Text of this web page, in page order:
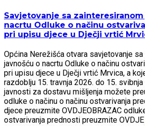
Savjetovanje sa
nacrtu Odluke o načinu
pri upisu djece u Dječji vrtić
Općina Nerežišća otvara savjetovanje
javnošću o nacrtu Odluke o načinu
pri upisu djece u Dječji vrtić Mrvica, a
razdoblju 15. travnja 2026. do 15.
javnosti za dostavu mišljenja možete
odluke o načinu o načinu ostvarivanja
djece preuzmite OVDJEOBRAZAC
ostvarivanja prednosti preuzmite OVDJE